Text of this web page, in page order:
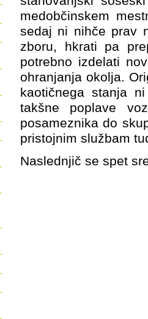
medobčinskem
sedaj ni nihče prav
zboru, hkrati pa
potrebno izdelati
ohranjanja okolja.
kaotičnega stanja
takšne poplave
posameznika do
pristojnim službam
Naslednjič se spet